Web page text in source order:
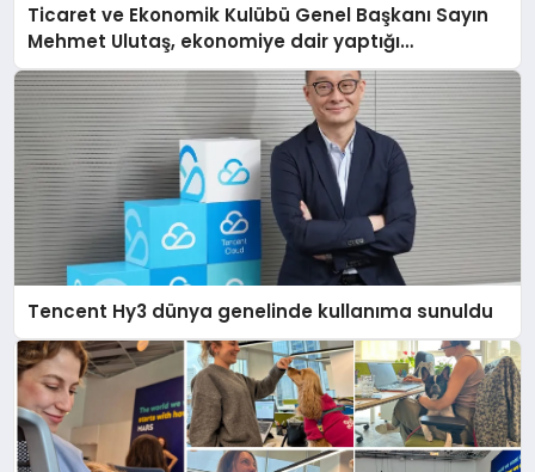
Ticaret ve Ekonomik Kulübü Genel Başkanı Sayın
Mehmet Ulutaş, ekonomiye dair yaptığı
açıklamada şunları kaydetti:
Tencent Hy3 dünya genelinde kullanıma sunuldu